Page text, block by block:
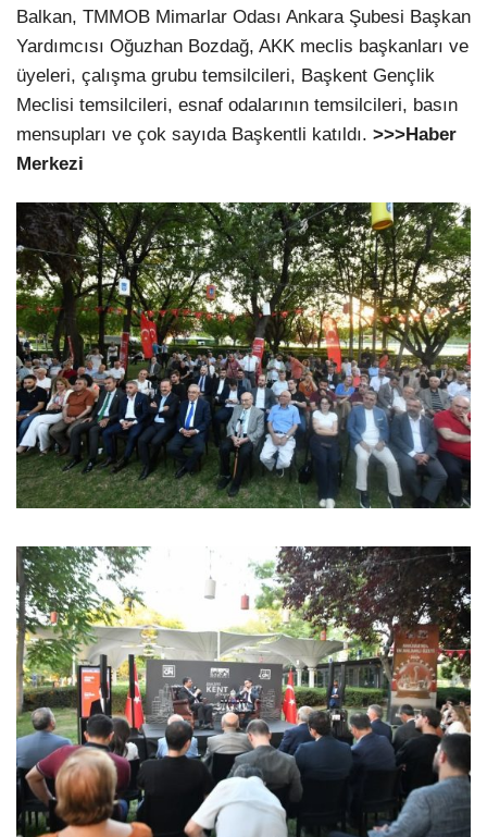
Balkan, TMMOB Mimarlar Odası Ankara Şubesi Başkan
Yardımcısı Oğuzhan Bozdağ, AKK meclis başkanları ve
üyeleri, çalışma grubu temsilcileri, Başkent Gençlik
Meclisi temsilcileri, esnaf odalarının temsilcileri, basın
mensupları ve çok sayıda Başkentli katıldı. >>>Haber
Merkezi